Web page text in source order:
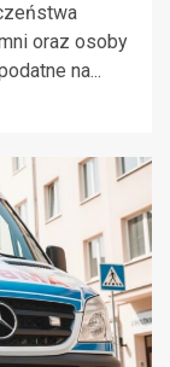
oraz osoby
na...